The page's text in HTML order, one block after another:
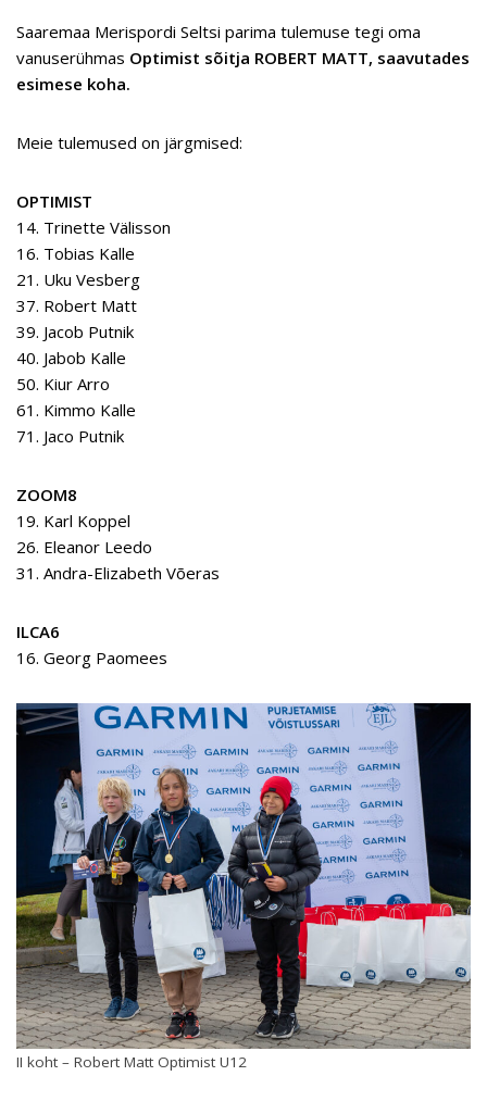
Saaremaa Merispordi Seltsi parima tulemuse tegi oma
vanuserühmas Optimist sõitja ROBERT MATT, saavutades
esimese koha.
Meie tulemused on järgmised:
OPTIMIST
14. Trinette Välisson
16. Tobias Kalle
21. Uku Vesberg
37. Robert Matt
39. Jacob Putnik
40. Jabob Kalle
50. Kiur Arro
61. Kimmo Kalle
71. Jaco Putnik
ZOOM8
19. Karl Koppel
26. Eleanor Leedo
31. Andra-Elizabeth Võeras
ILCA6
16. Georg Paomees
II koht – Robert Matt Optimist U12